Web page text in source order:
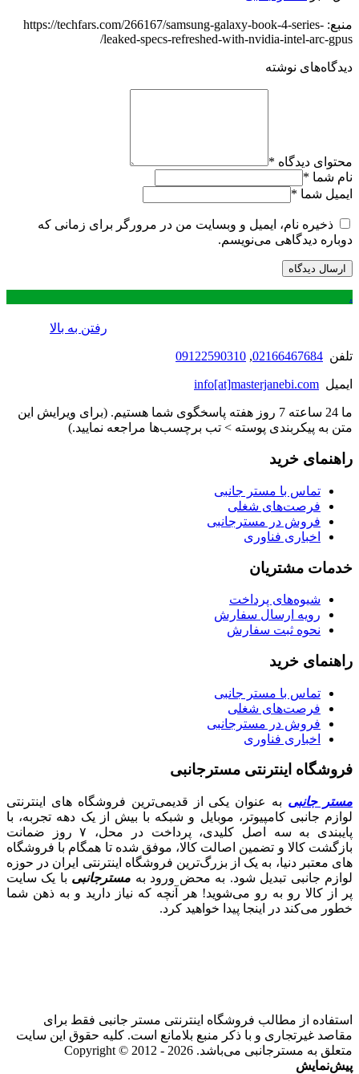
منبع: https://techfars.com/266167/samsung-galaxy-book-4-series-
leaked-specs-refreshed-with-nvidia-intel-arc-gpus/
دیدگاه‌های نوشته
محتوای دیدگاه *
نام شما *
ایمیل شما *
ذخیره نام، ایمیل و وبسایت من در مرورگر برای زمانی که
دوباره دیدگاهی می‌نویسم.
.
رفتن به بالا
تلفن 02166467684
,
09122590310
ایمیل info[at]masterjanebi.com
ما 24 ساعته 7 روز هفته پاسخگوی شما هستیم. (برای ویرایش این
متن به پیکربندی پوسته > تب برچسب‌ها مراجعه نمایید.)
راهنمای خرید
تماس با مستر جانبی
فرصت‌های شغلی
فروش در مسترجانبی
اخباری فناوری
خدمات مشتریان
شیوه‌های پرداخت
رویه ارسال سفارش
نحوه ثبت سفارش
راهنمای خرید
تماس با مستر جانبی
فرصت‌های شغلی
فروش در مسترجانبی
اخباری فناوری
فروشگاه اینترنتی مسترجانبی
مستر جانبی به عنوان یکی از قدیمی‌ترین فروشگاه های اینترنتی
لوازم جانبی کامپیوتر، موبایل و شبکه با بیش از یک دهه تجربه، با
پایبندی به سه اصل کلیدی، پرداخت در محل، ۷ روز ضمانت
بازگشت کالا و تضمین اصالت کالا، موفق شده تا همگام با فروشگاه‌
های معتبر دنیا، به یک از بزرگ‌ترین فروشگاه اینترنتی ایران در حوزه
لوازم جانبی تبدیل شود. به محض ورود به مسترجانبی با یک سایت
پر از کالا رو به رو می‌شوید! هر آنچه که نیاز دارید و به ذهن شما
خطور می‌کند در اینجا پیدا خواهید کرد.
استفاده از مطالب فروشگاه اینترنتی مستر جانبی فقط برای
مقاصد غیرتجاری و با ذکر منبع بلامانع است. کلیه حقوق این سایت
متعلق به مسترجانبی می‌باشد. Copyright © 2012 - 2026
پیش‌نمایش